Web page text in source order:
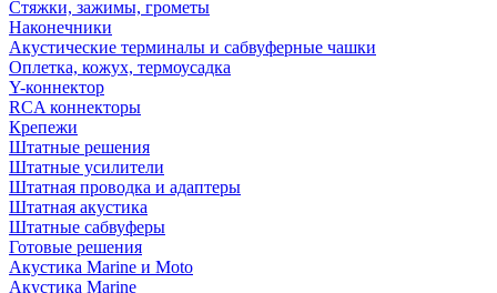
Стяжки, зажимы, грометы
Наконечники
Акустические терминалы и сабвуферные чашки
Оплетка, кожух, термоусадка
Y-коннектор
RCA коннекторы
Крепежи
Штатные решения
Штатные усилители
Штатная проводка и адаптеры
Штатная акустика
Штатные сабвуферы
Готовые решения
Акустика Marine и Moto
Акустика Marine